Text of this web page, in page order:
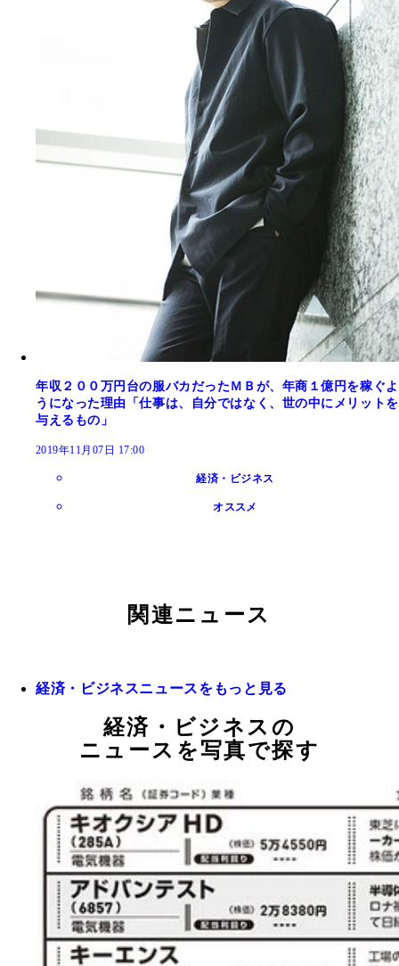
年収２００万円台の服バカだったＭＢが、年商１億円を稼ぐよ
うになった理由「仕事は、自分ではなく、世の中にメリットを
与えるもの」
2019年11月07日 17:00
経済・ビジネス
オススメ
関連ニュース
経済・ビジネスニュースをもっと見る
経済・ビジネスの
ニュースを写真で探す